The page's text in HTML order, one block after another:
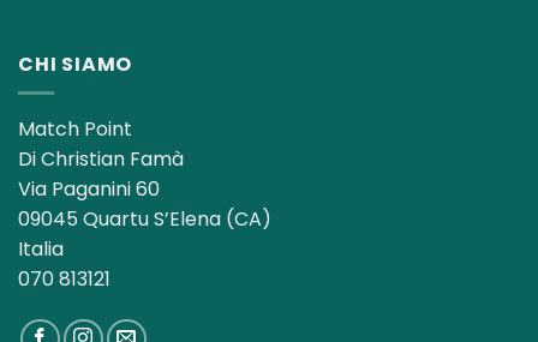
CHI SIAMO
Match Point
Di Christian Famà
Via Paganini 60
09045 Quartu S’Elena (CA)
Italia
070 813121